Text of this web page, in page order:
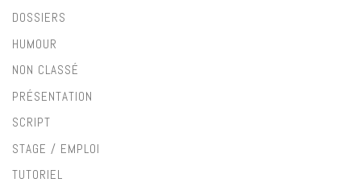
DOSSIERS
HUMOUR
NON CLASSÉ
PRÉSENTATION
SCRIPT
STAGE / EMPLOI
TUTORIEL